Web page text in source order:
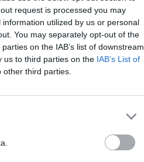
request is processed you may
utilized by us or personal
You may separately opt-out of the
on the IAB’s list of downstream
us to third parties on the IAB’s List of
third parties.
italiane
Zebre e